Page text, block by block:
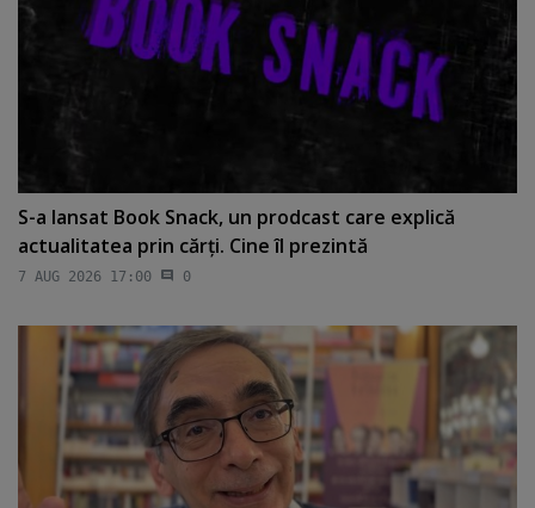
S-a lansat Book Snack, un prodcast care explică
actualitatea prin cărţi. Cine îl prezintă
7 AUG 2026 17:00 0